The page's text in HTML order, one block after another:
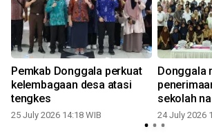
Pemkab Donggala perkuat
kelembagaan desa atasi
tengkes
25 July 2026 14:18 WIB
Donggala
sekolah
24 July 2026